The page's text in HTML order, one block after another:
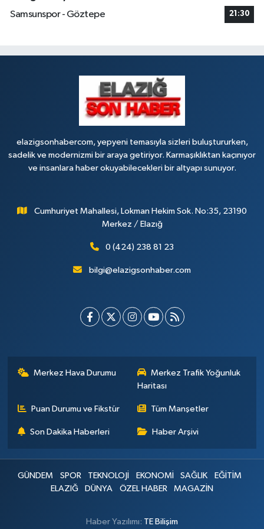
Samsunspor - Göztepe
21:30
elazigsonhabercom, yepyeni temasıyla sizleri buluştururken,
sadelik ve modernizmi bir araya getiriyor. Karmaşıklıktan kaçınıyor
ve insanlara haber okuyabilecekleri bir altyapı sunuyor.
Cumhuriyet Mahallesi, Lokman Hekim Sok. No:35, 23190
Merkez / Elazığ
0 (424) 238 81 23
bilgi@elazigsonhaber.com
Merkez Hava Durumu
Merkez Trafik Yoğunluk
Haritası
Puan Durumu ve Fikstür Tüm Manşetler
Son Dakika Haberleri Haber Arşivi
GÜNDEM SPOR TEKNOLOJİ EKONOMİ SAĞLIK
EĞİTİM
ELAZIĞ
DÜNYA ÖZEL HABER MAGAZİN
Haber Yazılımı: TE Bilişim